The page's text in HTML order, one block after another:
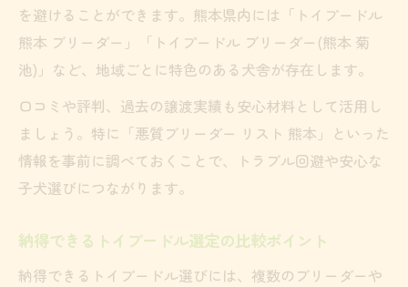
を避けることができます。熊本県内には「トイプードル
熊本 ブリーダー」「トイプードル ブリーダー(熊本 菊
池)」など、地域ごとに特色のある犬舎が存在します。
口コミや評判、過去の譲渡実績も安心材料として活用し
ましょう。特に「悪質ブリーダー リスト 熊本」といった
情報を事前に調べておくことで、トラブル回避や安心な
子犬選びにつながります。
納得できるトイプードル選定の比較ポイント
納得できるトイプードル選びには、複数のブリーダーや